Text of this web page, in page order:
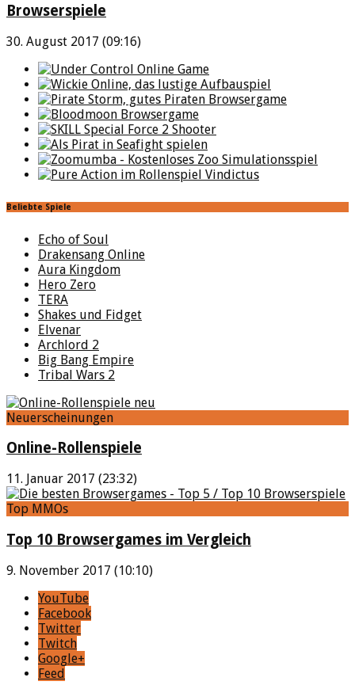
Browserspiele
30. August 2017 (09:16)
Beliebte Spiele
Echo of Soul
Drakensang Online
Aura Kingdom
Hero Zero
TERA
Shakes und Fidget
Elvenar
Archlord 2
Big Bang Empire
Tribal Wars 2
Neuerscheinungen
Online-Rollenspiele
11. Januar 2017 (23:32)
Top MMOs
Top 10 Browsergames im Vergleich
9. November 2017 (10:10)
YouTube
Facebook
Twitter
Twitch
Google+
Feed